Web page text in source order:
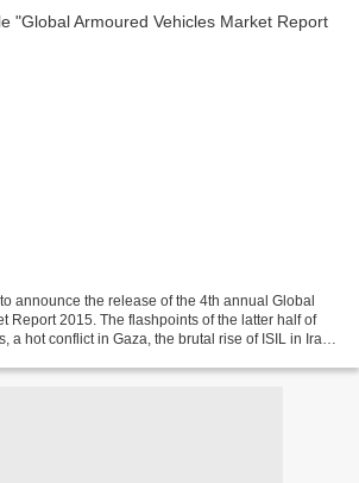
announce the release of the 4th annual Global
Report 2015. The flashpoints of the latter half of
a hot conflict in Gaza, the brutal rise of ISIL in Iraq